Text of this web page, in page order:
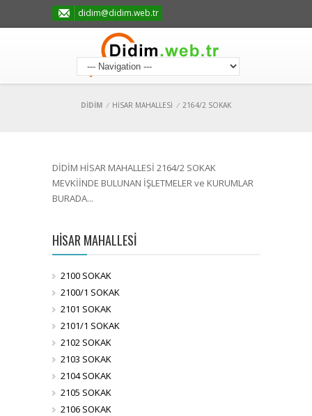
didim@didim.web.tr
DİDİM / HİSAR MAHALLESİ / 2164/2 SOKAK
DİDİM HİSAR MAHALLESİ 2164/2 SOKAK
MEVKİİNDE BULUNAN İŞLETMELER ve KURUMLAR
BURADA...
HİSAR MAHALLESİ
2100 SOKAK
2100/1 SOKAK
2101 SOKAK
2101/1 SOKAK
2102 SOKAK
2103 SOKAK
2104 SOKAK
2105 SOKAK
2106 SOKAK